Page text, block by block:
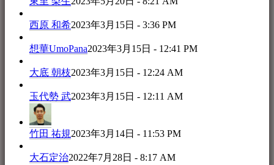
西原 和希2023年3月15日 - 3:36 PM
想華UmoPana2023年3月15日 - 12:41 PM
大底 朝枝2023年3月15日 - 12:24 AM
玉代勢 武2023年3月15日 - 12:11 AM
竹田 祐規2023年3月14日 - 11:53 PM
大石定治2022年7月28日 - 8:17 AM